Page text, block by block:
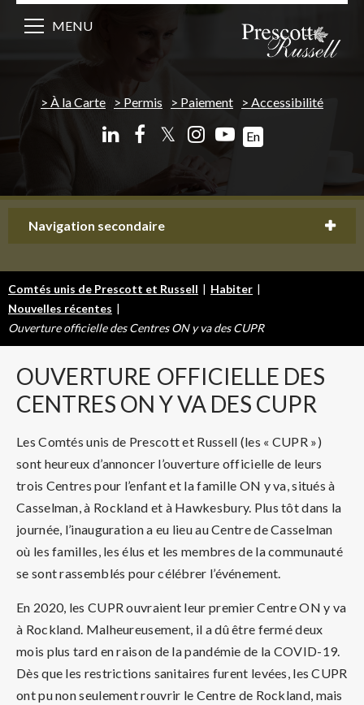
À la Carte Permis Paiement Accessibilité
𝕏 En
MENU
Navigation secondaire
Comtés unis de Prescott et Russell | Habiter |
Nouvelles récentes |
Ouverture officielle des Centres ON y va des CUPR
OUVERTURE OFFICIELLE DES
CENTRES ON Y VA DES CUPR
Les Comtés unis de Prescott et Russell (les « CUPR »)
sont heureux d’annoncer l’ouverture officielle de leurs
trois Centres pour l’enfant et la famille ON y va, situés à
Casselman, à Rockland et à Hawkesbury. Plus tôt dans la
journée, l’inauguration a eu lieu au Centre de Casselman
où les familles, les élus et les membres de la communauté
se sont rassemblés pour célébrer l’événement.
En 2020, les CUPR ouvraient leur premier Centre ON y va
à Rockland. Malheureusement, il a dû être fermé deux
mois plus tard en raison de la pandémie de la COVID-19.
Dès que les restrictions sanitaires furent levées, les CUPR
ont pu non seulement rouvrir le Centre de Rockland, mais